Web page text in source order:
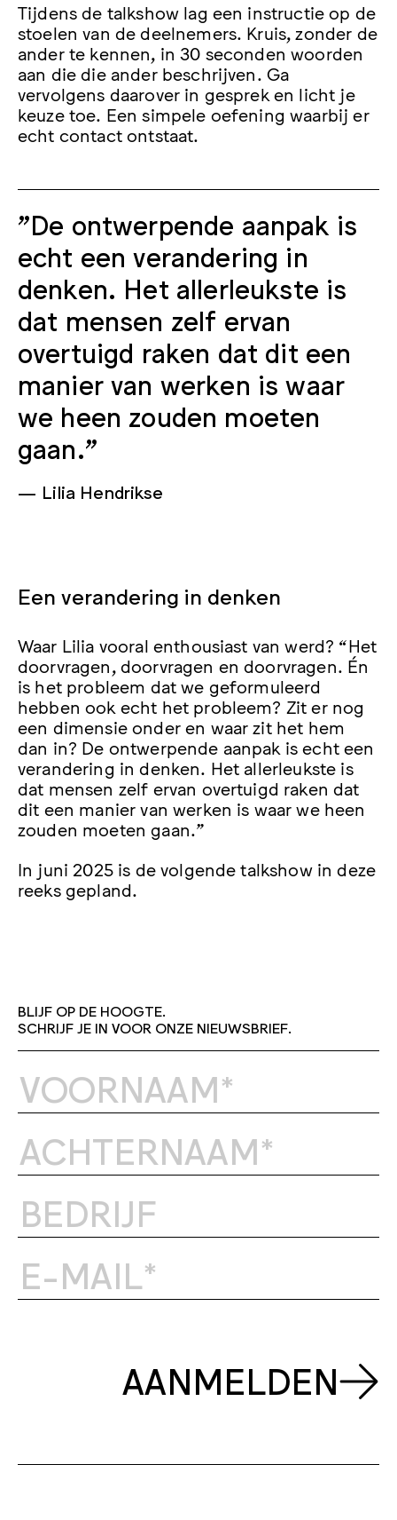
Tijdens de talkshow lag een instructie op de
stoelen van de deelnemers. Kruis, zonder de
ander te kennen, in 30 seconden woorden
aan die die ander beschrijven. Ga
vervolgens daarover in gesprek en licht je
keuze toe. Een simpele oefening waarbij er
echt contact ontstaat.
"De ontwerpende aanpak is
echt een verandering in
denken. Het allerleukste is
dat mensen zelf ervan
overtuigd raken dat dit een
manier van werken is waar
we heen zouden moeten
gaan."
Lilia Hendrikse
Een verandering in denken
Waar Lilia vooral enthousiast van werd? “Het
doorvragen, doorvragen en doorvragen. Én
is het probleem dat we geformuleerd
hebben ook echt het probleem? Zit er nog
een dimensie onder en waar zit het hem
dan in? De ontwerpende aanpak is echt een
verandering in denken. Het allerleukste is
dat mensen zelf ervan overtuigd raken dat
dit een manier van werken is waar we heen
zouden moeten gaan.”
In juni 2025 is de volgende talkshow in deze
reeks gepland.
BLIJF OP DE HOOGTE.
SCHRIJF JE IN VOOR ONZE NIEUWSBRIEF.
AANMELDEN